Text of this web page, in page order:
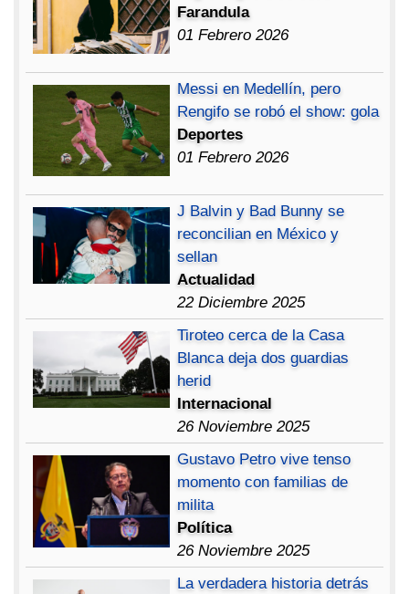
Farandula
01 Febrero 2026
Messi en Medellín, pero
Rengifo se robó el show: gola
Deportes
01 Febrero 2026
J Balvin y Bad Bunny se
reconcilian en México y
sellan
Actualidad
22 Diciembre 2025
Tiroteo cerca de la Casa
Blanca deja dos guardias
herid
Internacional
26 Noviembre 2025
Gustavo Petro vive tenso
momento con familias de
milita
Política
26 Noviembre 2025
La verdadera historia detrás